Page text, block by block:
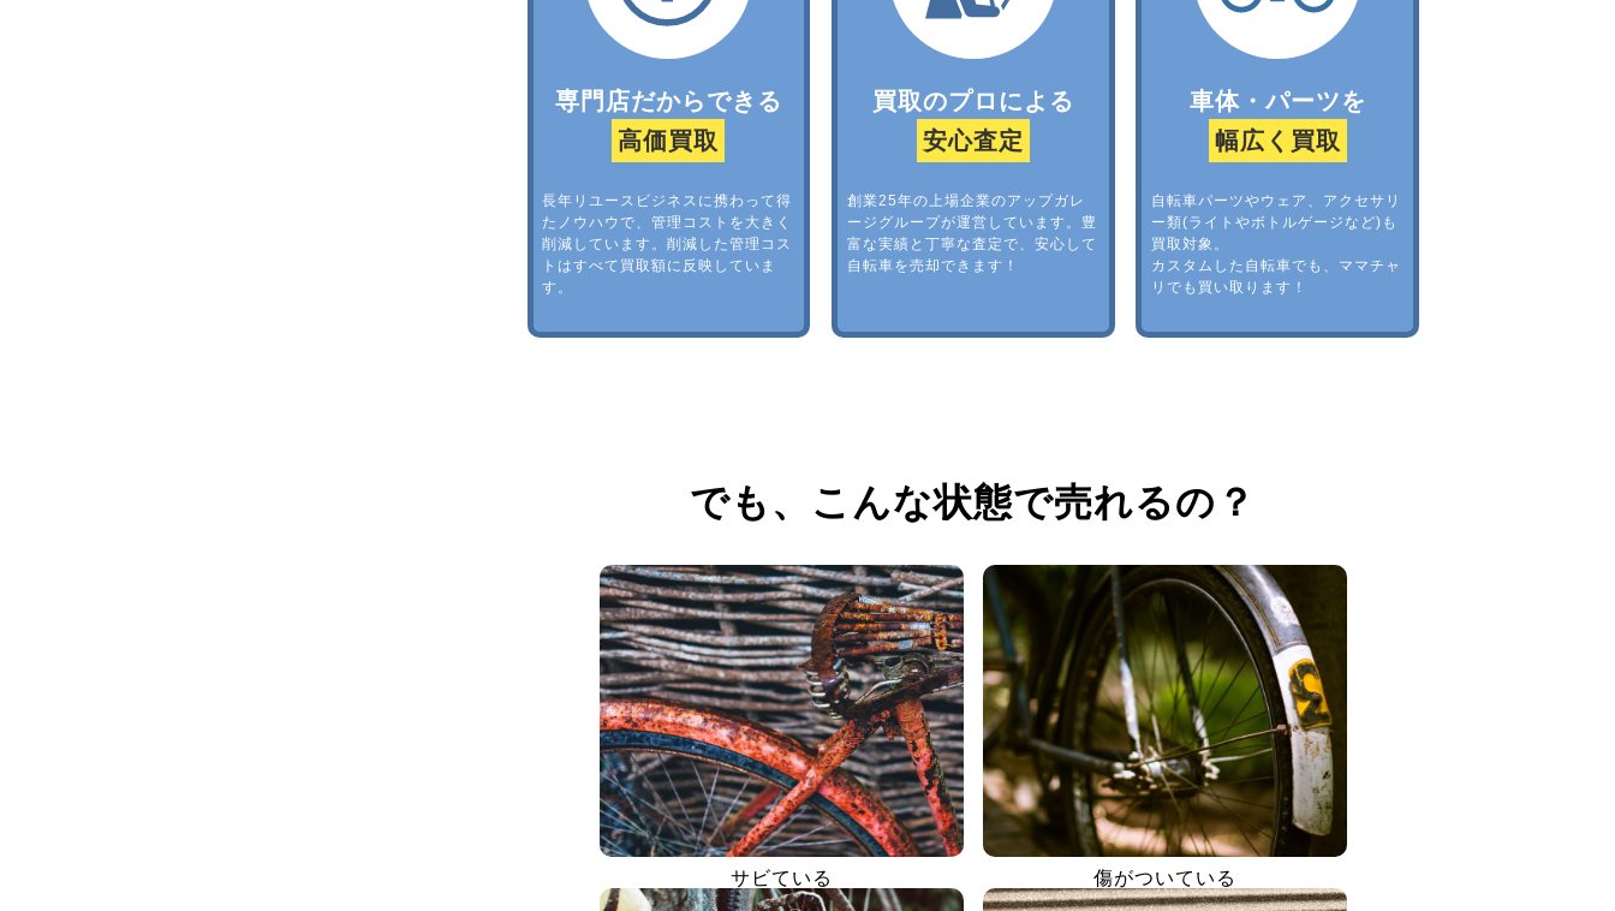
専門店だからできる
高価買取
長年リユースビジネスに携わって得
たノウハウで、管理コストを大きく
削減しています。削減した管理コス
トはすべて買取額に反映していま
す。
買取のプロによる
安心査定
創業25年の上場企業のアップガレ
ージグループが運営しています。豊
富な実績と丁寧な査定で、安心して
自転車を売却できます！
車体・パーツを
幅広く買取
自転車パーツやウェア、アクセサリ
ー類(ライトやボトルゲージなど)も
買取対象。
カスタムした自転車でも、ママチャ
リでも買い取ります！
でも、 こんな状態で売れるの？
サビている 傷がついている